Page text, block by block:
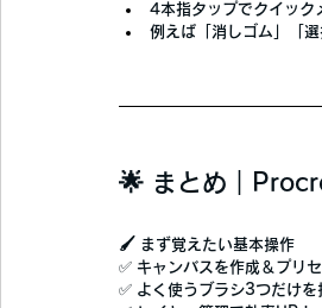
4本指タップでクイック
例えば「消しゴム」「
🌟 まとめ｜
🖌 まず覚えたい基本操作
✅ キャンバスを作成＆プリセ
✅ よく使うブラシ3つだけを